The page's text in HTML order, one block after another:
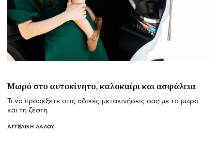
Μωρό στο αυτοκίνητο, καλοκαίρι και ασφάλεια
Τι να προσέξετε στις οδικές μετακινήσεις σας με το μωρό
και τη ζέστη
ΑΓΓΕΛΙΚΉ ΛΆΛΟΥ